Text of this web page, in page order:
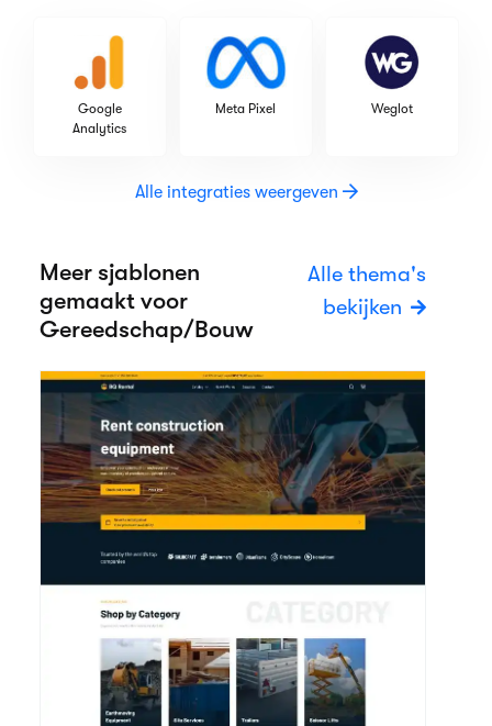
Google
Analytics
Meta Pixel Weglot
Alle integraties weergeven
Meer sjablonen
gemaakt voor
Gereedschap/Bouw
Alle thema's
bekijken